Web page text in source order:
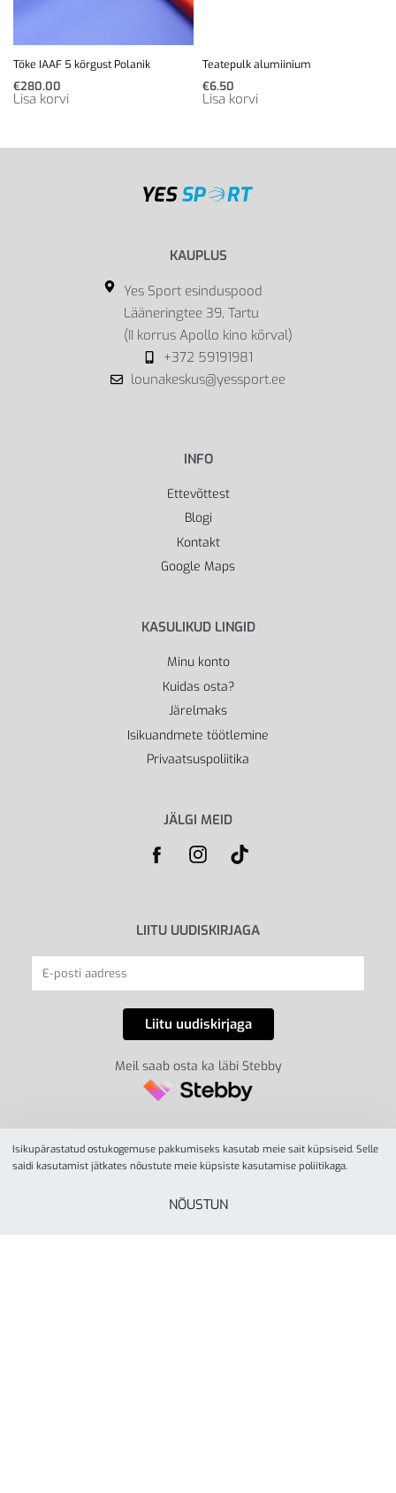
Tõke IAAF 5 kõrgust Polanik
€280.00
Lisa korvi
Teatepulk alumiinium
€6.50
Lisa korvi
KAUPLUS
Yes Sport esinduspood
Lääneringtee 39, Tartu
(II korrus Apollo kino kõrval)
+372 59191981
lounakeskus@yessport.ee
INFO
Ettevõttest
Blogi
Kontakt
Google Maps
KASULIKUD LINGID
Minu konto
Kuidas osta?
Järelmaks
Isikuandmete töötlemine
Privaatsuspoliitika
JÄLGI MEID
LIITU UUDISKIRJAGA
Meil saab osta ka läbi Stebby
Isikupärastatud ostukogemuse pakkumiseks kasutab meie sait küpsiseid. Selle
saidi kasutamist jätkates nõustute meie küpsiste kasutamise poliitikaga.
NÕUSTUN